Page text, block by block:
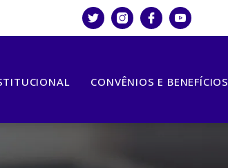
CONVÊNIOS E BENEFÍCIOS